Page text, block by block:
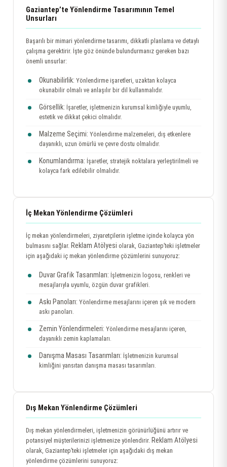
Gaziantep’te Yönlendirme Tasarımının Temel
Unsurları
Başarılı bir mimari yönlendirme tasarımı, dikkatli planlama ve detaylı
çalışma gerektirir. İşte göz önünde bulundurmanız gereken bazı
önemli unsurlar:
Okunabilirlik: Yönlendirme işaretleri, uzaktan kolayca
okunabilir olmalı ve anlaşılır bir dil kullanmalıdır.
Görsellik: İşaretler, işletmenizin kurumsal kimliğiyle uyumlu,
estetik ve dikkat çekici olmalıdır.
Malzeme Seçimi: Yönlendirme malzemeleri, dış etkenlere
dayanıklı, uzun ömürlü ve çevre dostu olmalıdır.
Konumlandırma: İşaretler, stratejik noktalara yerleştirilmeli ve
kolayca fark edilebilir olmalıdır.
İç Mekan Yönlendirme Çözümleri
İç mekan yönlendirmeleri, ziyaretçilerin işletme içinde kolayca yön
bulmasını sağlar. Reklam Atölyesi olarak, Gaziantep’teki işletmeler
için aşağıdaki iç mekan yönlendirme çözümlerini sunuyoruz:
Duvar Grafik Tasarımları: İşletmenizin logosu, renkleri ve
mesajlarıyla uyumlu, özgün duvar grafikleri.
Askı Panoları: Yönlendirme mesajlarını içeren şık ve modern
askı panoları.
Zemin Yönlendirmeleri: Yönlendirme mesajlarını içeren,
dayanıklı zemin kaplamaları.
Danışma Masası Tasarımları: İşletmenizin kurumsal
kimliğini yansıtan danışma masası tasarımları.
Dış Mekan Yönlendirme Çözümleri
Dış mekan yönlendirmeleri, işletmenizin görünürlüğünü artırır ve
potansiyel müşterilerinizi işletmenize yönlendirir. Reklam Atölyesi
olarak, Gaziantep’teki işletmeler için aşağıdaki dış mekan
yönlendirme çözümlerini sunuyoruz: